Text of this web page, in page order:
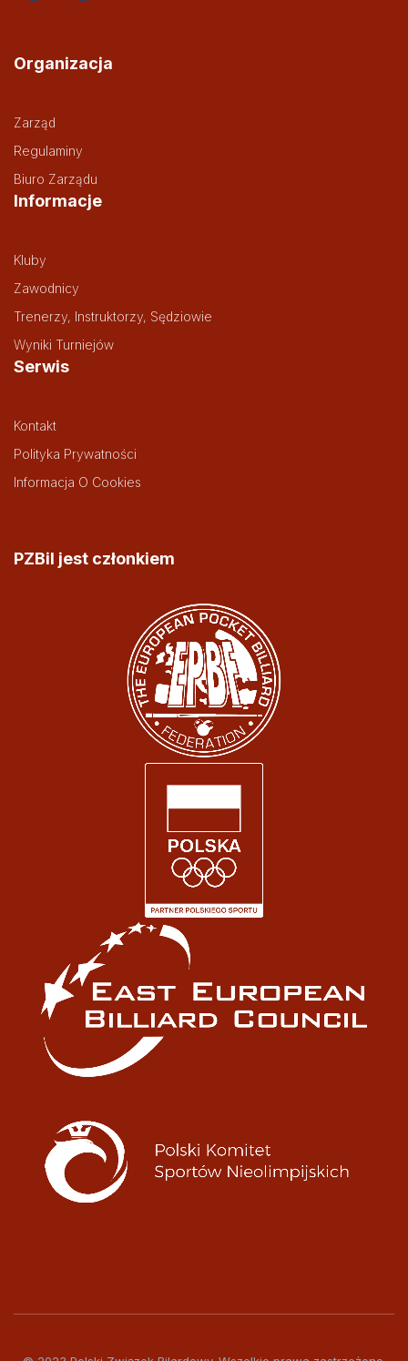
Organizacja
Zarząd
Regulaminy
Biuro Zarządu
Informacje
Kluby
Zawodnicy
Trenerzy, Instruktorzy, Sędziowie
Wyniki Turniejów
Serwis
Kontakt
Polityka Prywatności
Informacja O Cookies
PZBil jest członkiem